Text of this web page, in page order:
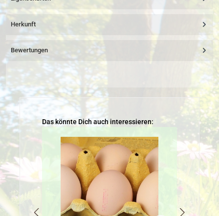
Herkunft
Bewertungen
Produktgalerie überspringen
Das könnte Dich auch interessieren: